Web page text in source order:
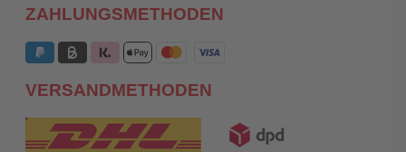
ZAHLUNGSMETHODEN
VERSANDMETHODEN